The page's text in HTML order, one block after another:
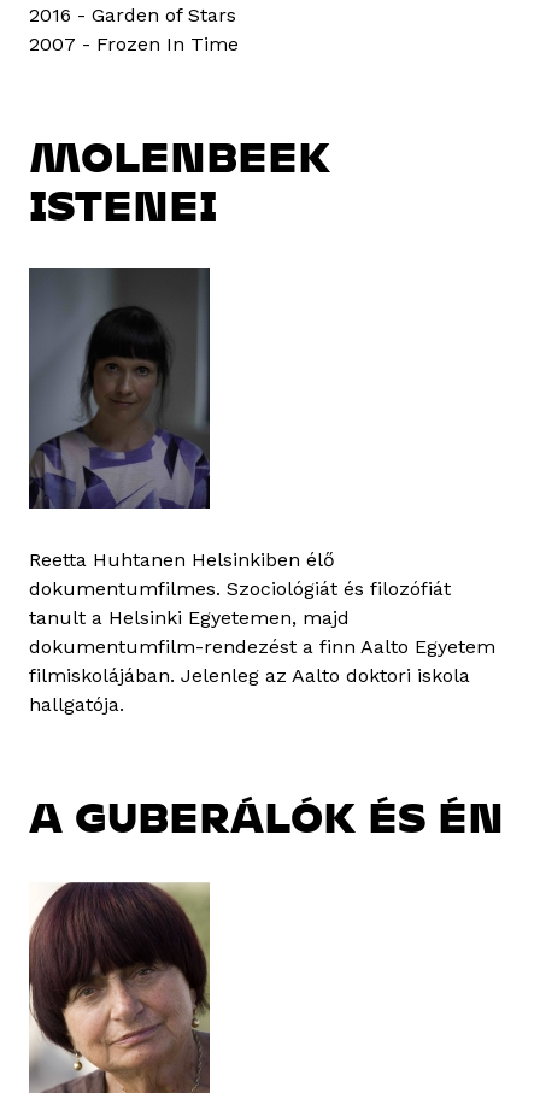
2016 - Garden of Stars
2007 - Frozen In Time
MOLENBEEK
ISTENEI
Reetta Huhtanen Helsinkiben élő
dokumentumfilmes. Szociológiát és filozófiát
tanult a Helsinki Egyetemen, majd
dokumentumfilm-rendezést a finn Aalto Egyetem
filmiskolájában. Jelenleg az Aalto doktori iskola
hallgatója.
A GUBERÁLÓK ÉS ÉN